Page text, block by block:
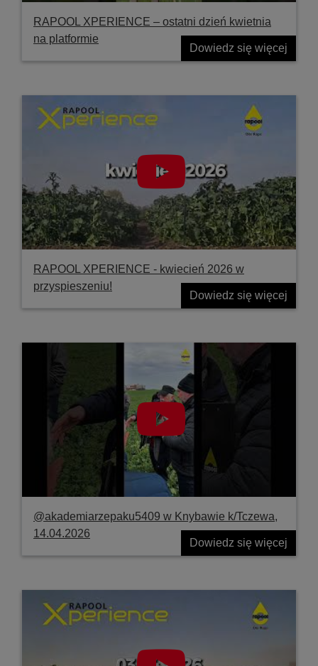
RAPOOL XPERIENCE – ostatni dzień kwietnia
na platformie
Dowiedz się więcej
RAPOOL XPERIENCE - kwiecień 2026 w
przyspieszeniu!
Dowiedz się więcej
@akademiarzepaku5409 w Knybawie k/Tczewa,
14.04.2026
Dowiedz się więcej